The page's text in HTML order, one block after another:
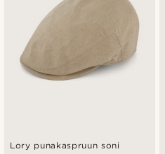
Lory punakaspruun soni